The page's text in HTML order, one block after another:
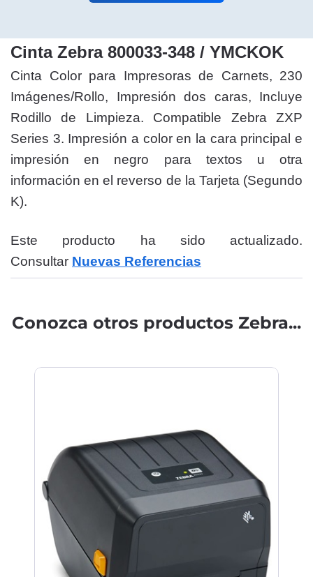
Cinta Zebra 800033-348 / YMCKOK
Cinta Color para Impresoras de Carnets, 230
Imágenes/Rollo, Impresión dos caras, Incluye
Rodillo de Limpieza. Compatible Zebra ZXP
Series 3. Impresión a color en la cara principal e
impresión en negro para textos u otra
información en el reverso de la Tarjeta (Segundo
K).
Este producto ha sido actualizado.
Consultar Nuevas Referencias
Conozca otros productos Zebra...